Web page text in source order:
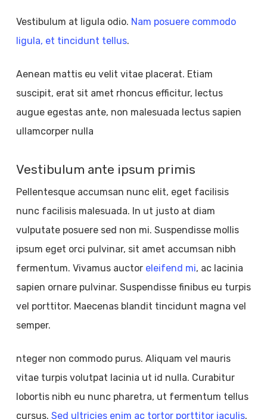
Vestibulum at ligula odio. Nam posuere commodo
ligula, et tincidunt tellus.
Aenean mattis eu velit vitae placerat. Etiam
suscipit, erat sit amet rhoncus efficitur, lectus
augue egestas ante, non malesuada lectus sapien
ullamcorper nulla
Vestibulum ante ipsum primis
Pellentesque accumsan nunc elit, eget facilisis
nunc facilisis malesuada. In ut justo at diam
vulputate posuere sed non mi. Suspendisse mollis
ipsum eget orci pulvinar, sit amet accumsan nibh
fermentum. Vivamus auctor eleifend mi, ac lacinia
sapien ornare pulvinar. Suspendisse finibus eu turpis
vel porttitor. Maecenas blandit tincidunt magna vel
semper.
nteger non commodo purus. Aliquam vel mauris
vitae turpis volutpat lacinia ut id nulla. Curabitur
lobortis nibh eu nunc pharetra, ut fermentum tellus
cursus. Sed ultricies enim ac tortor porttitor iaculis.